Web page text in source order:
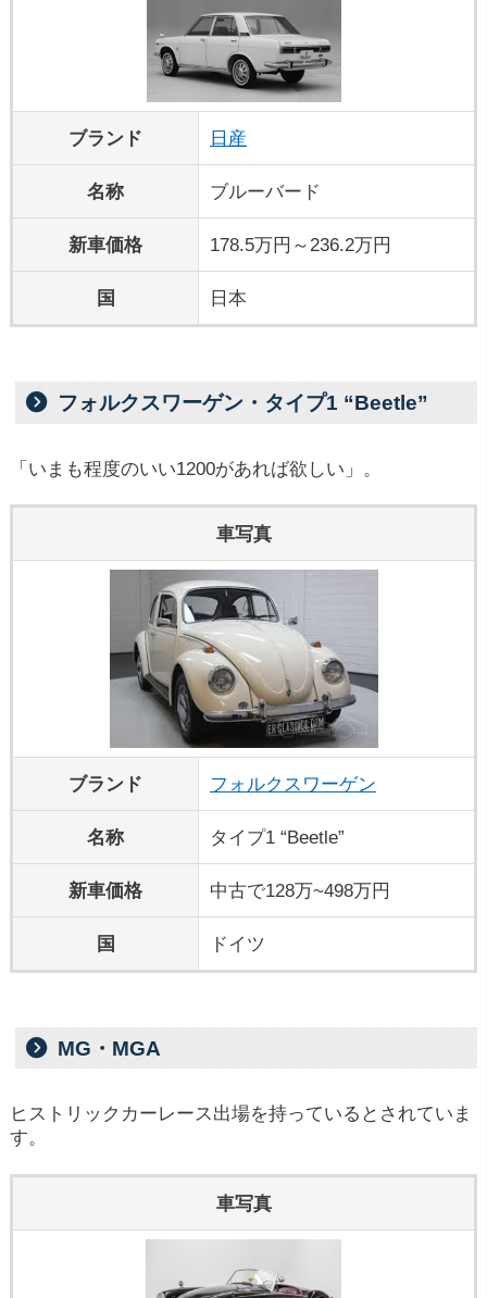
ブランド 日産
名称 ブルーバード
新車価格 178.5万円～236.2万円
国 日本
フォルクスワーゲン・タイプ1 “Beetle”
「いまも程度のいい1200があれば欲しい」。
車写真
ブランド フォルクスワーゲン
名称 タイプ1 “Beetle”
新車価格 中古で128万~498万円
国 ドイツ
MG・MGA
ヒストリックカーレース出場を持っているとされていま
す。
車写真